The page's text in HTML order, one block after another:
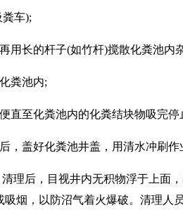
车);
用长的杆子(如竹杆)搅散化粪池内
粪池内;
直至化粪池内的化粪结块物吸完
，盖好化粪池井盖，用清水冲刷作
理后，目视井内无积物浮于上面
烟，以防沼气着火爆破。清理